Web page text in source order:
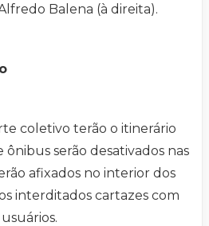
Balena (à direita).
coletivo terão o itinerário
serão desativados nas
afixados no interior dos
interditados cartazes com